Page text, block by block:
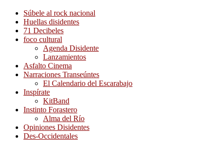
Súbele al rock nacional
Huellas disidentes
71 Decibeles
foco cultural
Agenda Disidente
Lanzamientos
Asfalto Cinema
Narraciones Transeúntes
El Calendario del Escarabajo
Inspírate
KitBand
Instinto Forastero
Alma del Río
Opiniones Disidentes
Des-Occidentales